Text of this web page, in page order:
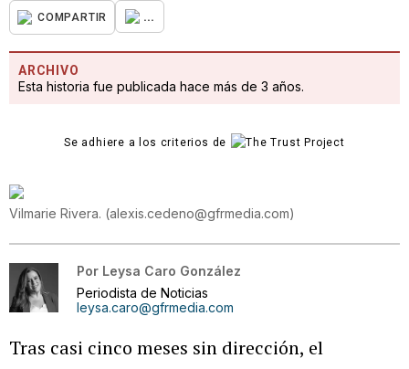
COMPARTIR ...
ARCHIVO
Esta historia fue publicada hace más de 3 años.
Se adhiere a los criterios de
Vilmarie Rivera. (alexis.cedeno@gfrmedia.com)
Por Leysa Caro González
Periodista de Noticias
leysa.caro@gfrmedia.com
Tras casi cinco meses sin dirección, el